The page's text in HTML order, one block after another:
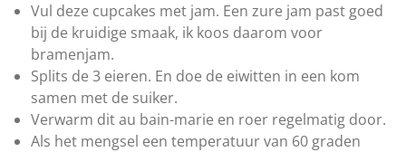
Vul deze cupcakes met jam. Een zure jam past goed
bij de kruidige smaak, ik koos daarom voor
bramenjam.
Splits de 3 eieren. En doe de eiwitten in een kom
samen met de suiker.
Verwarm dit au bain-marie en roer regelmatig door.
Als het mengsel een temperatuur van 60 graden